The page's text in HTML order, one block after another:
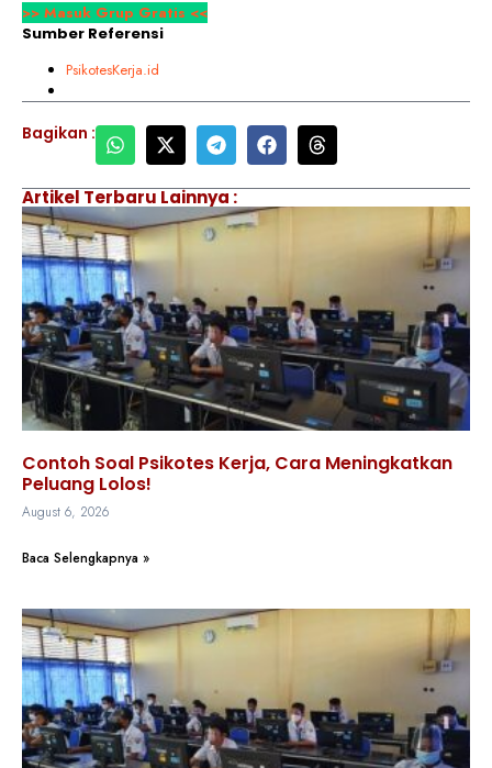
>> Masuk Grup Gratis <<
Sumber Referensi
PsikotesKerja.id
Bagikan :
Artikel Terbaru Lainnya :
Contoh Soal Psikotes Kerja, Cara Meningkatkan
Peluang Lolos!
August 6, 2026
Baca Selengkapnya »